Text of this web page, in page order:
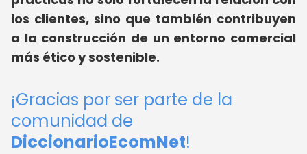
los clientes, sino que también contribuyen
a la construcción de un entorno comercial
más ético y sostenible.
¡Gracias por ser parte de la
comunidad de
DiccionarioEcomNet!